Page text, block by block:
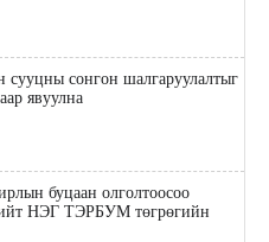
сууцны сонгон шалгаруулалтыг
явуулна
буцаан олголтоосоо
НЭГ ТЭРБУМ төгрөгийн